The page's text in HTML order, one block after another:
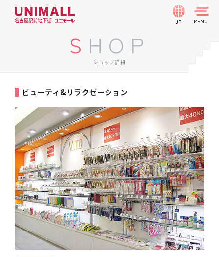
JP
SHOP
ショップ詳細
ビューティ&リラクゼーション